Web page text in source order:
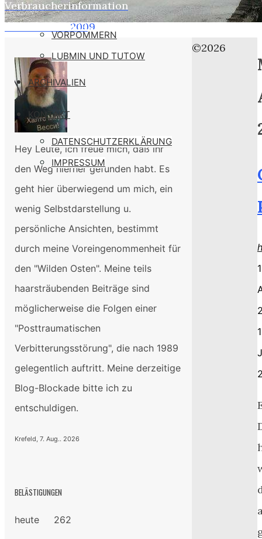
KREFELD-BILDER
VORPOMMERN
LUBMIN UND TUTOW
ARCHIVALIEN
KONTAKT
DATENSCHUTZERKLÄRUNG
IMPRESSUM
Home
2009
Verbraucherinformation
Pottbäcker 2009
Hey Leute, ich freue mich, daß ihr
den Weg hierher gefunden habt. Es
geht hier überwiegend um mich, ein
wenig Selbstdarstellung u.
persönliche Ansichten, bestimmt
durch meine Voreingenommenheit für
den "Wilden Osten". Meine teils
haarsträubenden Beiträge sind
möglicherweise die Folgen einer
"Posttraumatischen
Verbitterungsstörung", die nach 1989
gelegentlich auftritt. Meine derzeitige
Blog-Blockade bitte ich zu
entschuldigen.
Krefeld, 7. Aug.. 2026
BELÄSTIGUNGEN
heute 262
©2026